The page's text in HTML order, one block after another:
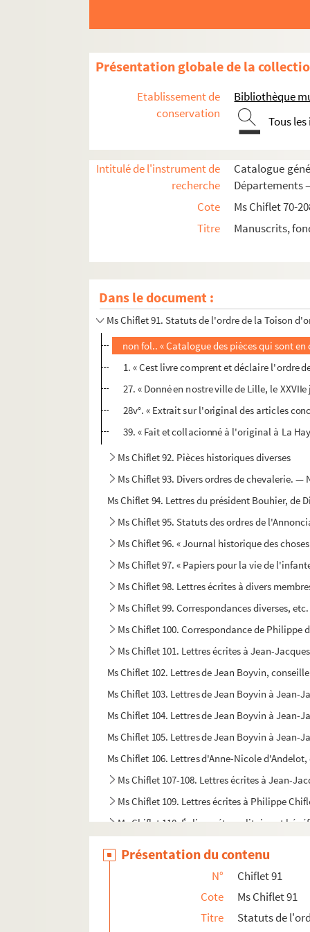
Présentation globale de la
Etablissement de
conservation
Bibliothèque
Tous
Intitulé de l'instrument de
recherche
Catalogue
Départements
Cote
Ms Chiflet 70-
Titre
Manuscrits,
Dans le document :
Ms Chiflet 79. « Recueil de pièces d'Estat.
Ms Chiflet 81. « Matières héraldiques. Tome I.
Ms Chiflet 82. « Matières héraldiques. Tome II
Ms Chiflet 83. « Matières héraldiques. Tome
Ms Chiflet 84. « Matières héraldiques. Tome
Ms Chiflet 85. Défense militaire de la
Ms Chiflet 86. Des couleurs héraldiques :
Ms Chiflet 87. Documents concernant
Ms Chiflet 89. « Histoire de l'ordre de la
Ms Chiflet 90. « Statuts de l'ordre de la
Ms Chiflet 91. Statuts de l'ordre de la Toison
non fol.. « Catalogue des pièces qui sont
1. « Cest livre comprent et déclaire l'ordre
27. « Donné en nostre ville de Lille, le
28v°. « Extrait sur l'original des articles
39. « Fait et collacionné à l'original à La
Ms Chiflet 92. Pièces historiques diverses
Ms Chiflet 93. Divers ordres de chevalerie.
Ms Chiflet 94. Lettres du président Bouhier,
Ms Chiflet 95. Statuts des ordres de
Ms Chiflet 96. « Journal historique des
Ms Chiflet 97. « Papiers pour la vie de
Ms Chiflet 98. Lettres écrites à divers
Ms Chiflet 99. Correspondances diverses, etc.
Ms Chiflet 100. Correspondance de
Ms Chiflet 101. Lettres écrites à Jean-
Ms Chiflet 102. Lettres de Jean Boyvin,
Ms Chiflet 103. Lettres de Jean Boyvin à Jean-
Ms Chiflet 104. Lettres de Jean Boyvin à Jean-
Ms Chiflet 105. Lettres de Jean Boyvin à
Ms Chiflet 106. Lettres d'Anne-Nicole
Ms Chiflet 107-108. Lettres écrites à Jean-
Ms Chiflet 109. Lettres écrites à Philippe
Ms Chiflet 110. Église métropolitaine et
Présentation du contenu
N°
Chiflet 91
Cote
Ms Chiflet 91
Titre
Statuts de